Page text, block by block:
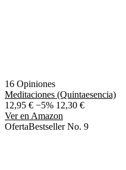
16 Opiniones
Meditaciones (Quintaesencia)
12,95 € −5% 12,30 €
Ver en Amazon
OfertaBestseller No. 9